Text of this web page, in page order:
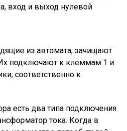
вход и выход нулевой
из автомата, зачищают
подключают к клеммам 1 и
соответственно к
есть два типа подключения
тока. Когда в